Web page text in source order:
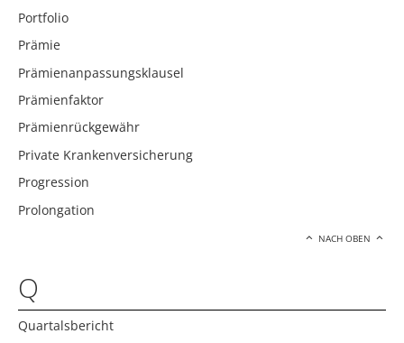
Portfolio
Prämie
Prämienanpassungsklausel
Prämienfaktor
Prämienrückgewähr
Private Krankenversicherung
Progression
Prolongation
NACH OBEN
Q
Quartalsbericht